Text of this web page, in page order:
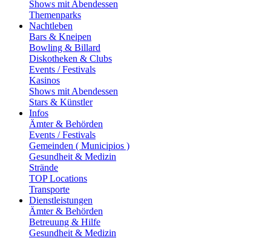
Shows mit Abendessen
Themenparks
Nachtleben
Bars & Kneipen
Bowling & Billard
Diskotheken & Clubs
Events / Festivals
Kasinos
Shows mit Abendessen
Stars & Künstler
Infos
Ämter & Behörden
Events / Festivals
Gemeinden ( Municipios )
Gesundheit & Medizin
Strände
TOP Locations
Transporte
Dienstleistungen
Ämter & Behörden
Betreuung & Hilfe
Gesundheit & Medizin